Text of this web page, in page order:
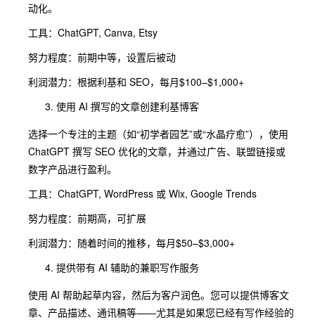
动化。
工具：ChatGPT, Canva, Etsy
努力程度：前期中等，设置后被动
利润潜力：根据利基和 SEO，每月$100–$1,000+
使用 AI 撰写的文章创建利基博客
选择一个专注的主题（如“初学者园艺”或“水晶疗愈”），使用
ChatGPT 撰写 SEO 优化的文章，并通过广告、联盟链接或
数字产品进行盈利。
工具：ChatGPT, WordPress 或 Wix, Google Trends
努力程度：前期高，可扩展
利润潜力：随着时间的推移，每月$50–$3,000+
提供带有 AI 辅助的兼职写作服务
使用 AI 帮助起草内容，然后为客户润色。您可以提供博客文
章、产品描述、通讯稿等——尤其是如果您已经有写作经验的